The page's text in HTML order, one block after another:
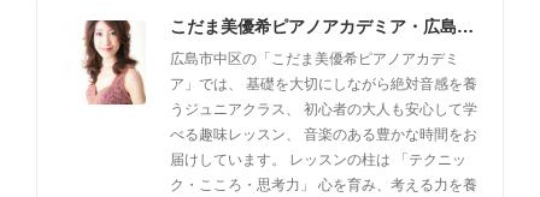
こだま美優希ピアノアカデミア・広島市中区
広島市中区の「こだま美優希ピアノアカデミ
ア」では、 基礎を大切にしながら絶対音感を養
うジュニアクラス、 初心者の大人も安心して学
べる趣味レッスン、 音楽のある豊かな時間をお
届けしています。 レッスンの柱は 「テクニッ
ク・こころ・思考力」 心を育み、考える力を養